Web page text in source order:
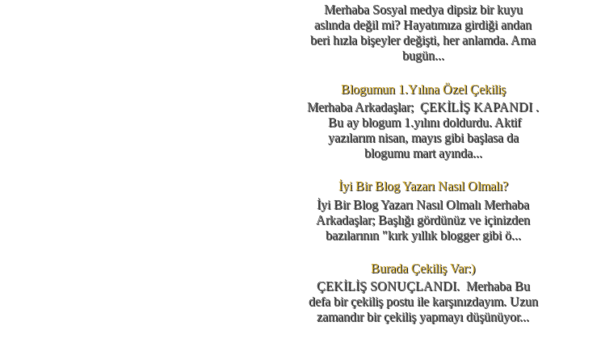
Merhaba Sosyal medya dipsiz bir kuyu
aslında değil mi? Hayatımıza girdiği andan
beri hızla bişeyler değişti, her anlamda. Ama
bugün...
Blogumun 1.Yılına Özel Çekiliş
Merhaba Arkadaşlar; ÇEKİLİŞ KAPANDI .
Bu ay blogum 1.yılını doldurdu. Aktif
yazılarım nisan, mayıs gibi başlasa da
blogumu mart ayında...
İyi Bir Blog Yazarı Nasıl Olmalı?
İyi Bir Blog Yazarı Nasıl Olmalı Merhaba
Arkadaşlar; Başlığı gördünüz ve içinizden
bazılarının "kırk yıllık blogger gibi ö...
Burada Çekiliş Var:)
ÇEKİLİŞ SONUÇLANDI. Merhaba Bu
defa bir çekiliş postu ile karşınızdayım. Uzun
zamandır bir çekiliş yapmayı düşünüyor...